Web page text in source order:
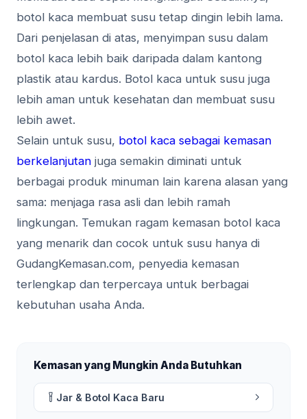
botol kaca membuat susu tetap dingin lebih lama.
Dari penjelasan di atas, menyimpan susu dalam
botol kaca lebih baik daripada dalam kantong
plastik atau kardus. Botol kaca untuk susu juga
lebih aman untuk kesehatan dan membuat susu
lebih awet.
Selain untuk susu, botol kaca sebagai kemasan
berkelanjutan juga semakin diminati untuk
berbagai produk minuman lain karena alasan yang
sama: menjaga rasa asli dan lebih ramah
lingkungan. Temukan ragam kemasan botol kaca
yang menarik dan cocok untuk susu hanya di
GudangKemasan.com, penyedia kemasan
terlengkap dan terpercaya untuk berbagai
kebutuhan usaha Anda.
Kemasan yang Mungkin Anda Butuhkan
Jar & Botol Kaca Baru